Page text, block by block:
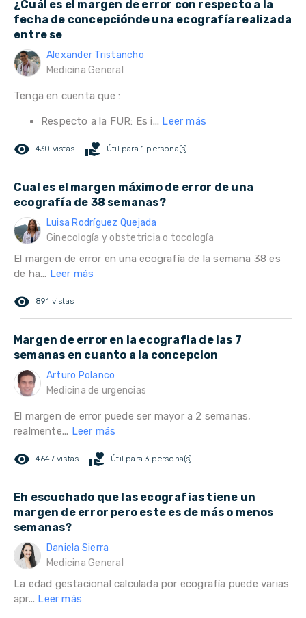
¿Cuál es el margen de error con respecto a la
fecha de concepciónde una ecografía realizada
entre se
Alexander Tristancho
Medicina General
Tenga en cuenta que :
Respecto a la FUR: Es i... Leer más
remove_red_eye 430 vistas volunteer_activism Útil para 1 persona(s)
Cual es el margen máximo de error de una
ecografía de 38 semanas?
Luisa Rodríguez Quejada
Ginecología y obstetricia o tocología
El margen de error en una ecografía de la semana 38 es
de ha... Leer más
remove_red_eye 891 vistas
Margen de error en la ecografia de las 7
semanas en cuanto a la concepcion
Arturo Polanco
Medicina de urgencias
El margen de error puede ser mayor a 2 semanas,
realmente... Leer más
remove_red_eye 4647 vistas volunteer_activism Útil para 3 persona(s)
Eh escuchado que las ecografias tiene un
margen de error pero este es de más o menos
semanas?
Daniela Sierra
Medicina General
La edad gestacional calculada por ecografía puede varias
apr... Leer más